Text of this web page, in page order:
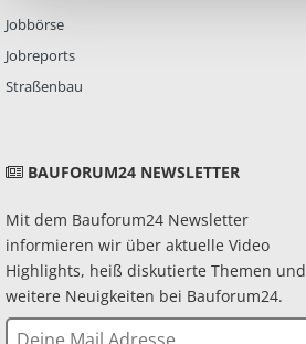
Jobbörse
Jobreports
Straßenbau
BAUFORUM24 NEWSLETTER
Mit dem Bauforum24 Newsletter
informieren wir über aktuelle Video
Highlights, heiß diskutierte Themen und
weitere Neuigkeiten bei Bauforum24.